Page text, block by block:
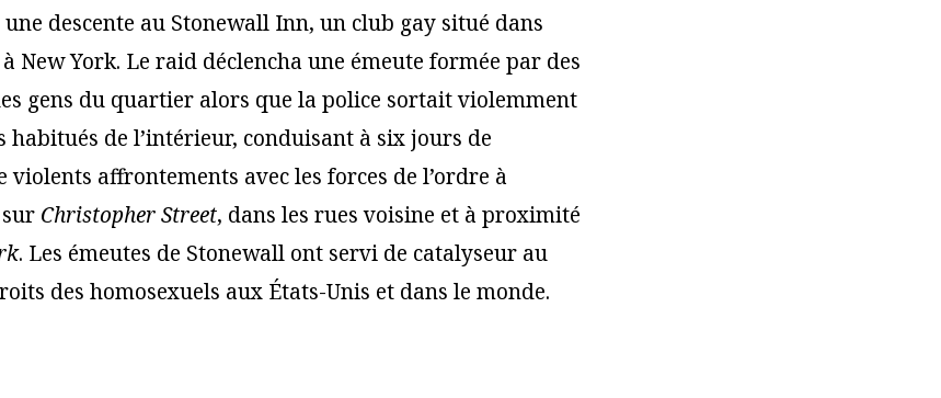
descente au Stonewall Inn, un club gay situé dans
à New York. Le raid déclencha une émeute formée par des
gens du quartier alors que la police sortait violemment
habitués de l’intérieur, conduisant à six jours de
violents affrontements avec les forces de l’ordre à
Christopher Street, dans les rues voisine et à proximité
. Les émeutes de Stonewall ont servi de catalyseur au
des homosexuels aux États-Unis et dans le monde.